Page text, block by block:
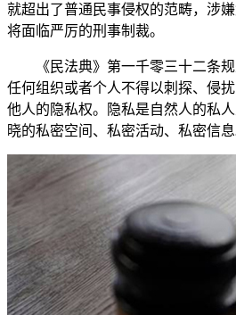
就超出了普通民事侵权的范畴，涉
将面临严厉的刑事制裁。
《民法典》第一千零三十二条规
任何组织或者个人不得以刺探、侵
他人的隐私权。隐私是自然人的私
晓的私密空间、私密活动、私密信息